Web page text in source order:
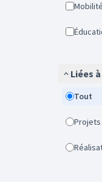
Liées à
Tout
Projets